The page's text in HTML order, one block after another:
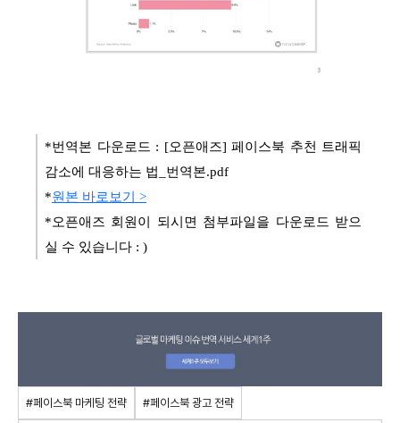
*번역본 다운로드 : [오픈애즈] 페이스북 추천 트래픽
감소에 대응하는 법_번역본.pdf
*원본 바로보기 >
*오픈애즈 회원이 되시면 첨부파일을 다운로드 받으
실 수 있습니다 : )
#페이스북 마케팅 전략 #페이스북 광고 전략